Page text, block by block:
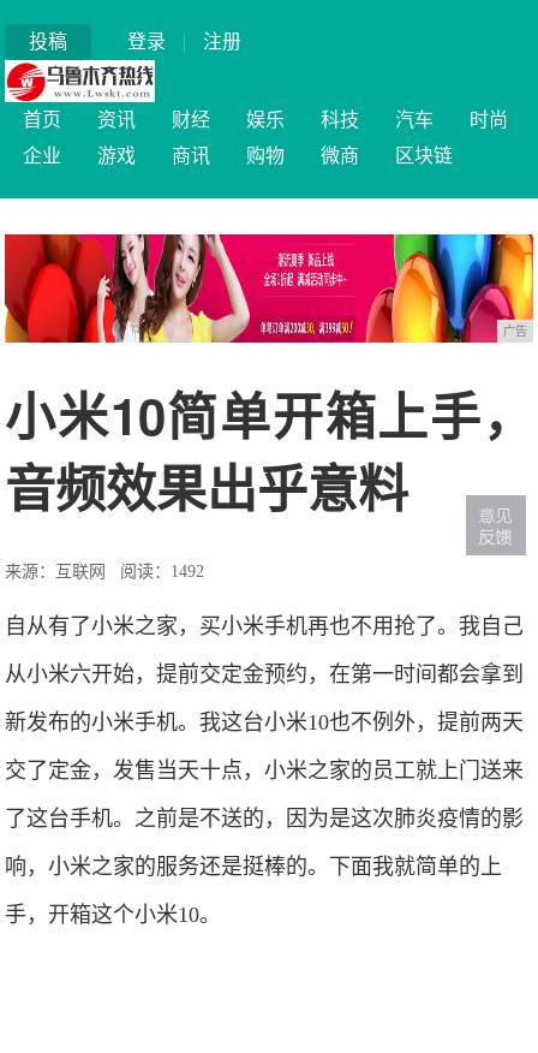
投稿 登录 | 注册
首页 资讯 财经 娱乐 科技 汽车
时尚
企业
游戏 商讯 购物 微商 区块链
广告
小米10简单开箱上手，
音频效果出乎意料
来源：互联网 阅读：1492
自从有了小米之家，买小米手机再也不用抢了。我自己
从小米六开始，提前交定金预约，在第一时间都会拿到
新发布的小米手机。我这台小米10也不例外，提前两天
交了定金，发售当天十点，小米之家的员工就上门送来
了这台手机。之前是不送的，因为是这次肺炎疫情的影
响，小米之家的服务还是挺棒的。下面我就简单的上
手，开箱这个小米10。